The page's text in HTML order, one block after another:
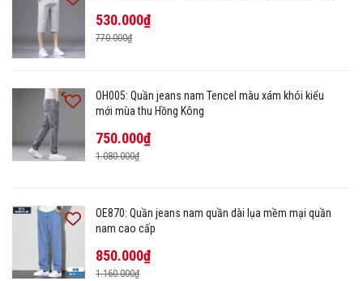
530.000₫
770.000₫
OH005: Quần jeans nam Tencel màu xám khói kiểu
mới mùa thu Hồng Kông
750.000₫
1.080.000₫
OE870: Quần jeans nam quần dài lụa mềm mại quần
nam cao cấp
850.000₫
1.160.000₫